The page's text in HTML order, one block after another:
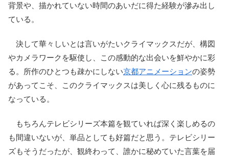
背景や、描かれていない時間のあいだに得た経験が滲み出し
ている。
決して華々しいとは言いがたいクライマックスだが、構図
やカメラワークを駆使し、この感動的な出会いを鮮やかに彩
る。所作のひとつも疎かにしない京都アニメーションの姿勢
があってこそ、このクライマックスは美しく心に残るものに
なっている。
もちろんテレビシリーズ本篇を観ていれば深く楽しめるの
も間違いないが、単品としても好篇だと思う。テレビシリー
ズもそうだったが、観終わって、誰かに秘めていた言葉を届